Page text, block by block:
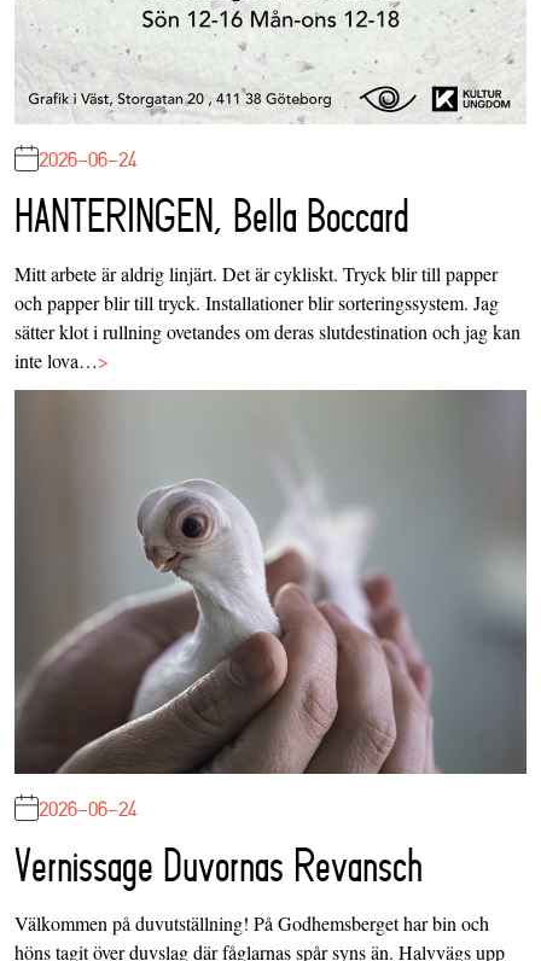
2026-06-24
HANTERINGEN, Bella Boccard
Mitt arbete är aldrig linjärt. Det är cykliskt. Tryck blir till papper
och papper blir till tryck. Installationer blir sorteringssystem. Jag
sätter klot i rullning ovetandes om deras slutdestination och jag kan
inte lova…>
2026-06-24
Vernissage Duvornas Revansch
Välkommen på duvutställning! På Godhemsberget har bin och
höns tagit över duvslag där fåglarnas spår syns än. Halvvägs upp